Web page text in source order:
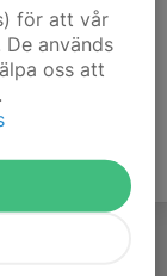
för att vår
används
oss att